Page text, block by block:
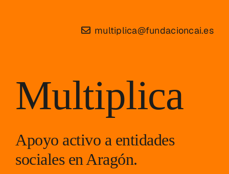
multiplica@fundacioncai.es
Multiplica
Apoyo activo a entidades
sociales en Aragón.